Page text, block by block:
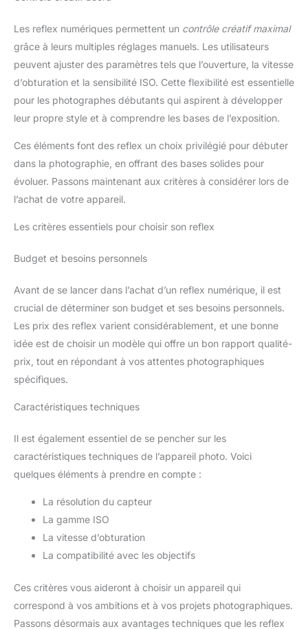
Les reflex numériques permettent un contrôle créatif maximal
grâce à leurs multiples réglages manuels. Les utilisateurs
peuvent ajuster des paramètres tels que l’ouverture, la vitesse
d’obturation et la sensibilité ISO. Cette flexibilité est essentielle
pour les photographes débutants qui aspirent à développer
leur propre style et à comprendre les bases de l’exposition.
Ces éléments font des reflex un choix privilégié pour débuter
dans la photographie, en offrant des bases solides pour
évoluer. Passons maintenant aux critères à considérer lors de
l’achat de votre appareil.
Les critères essentiels pour choisir son reflex
Budget et besoins personnels
Avant de se lancer dans l’achat d’un reflex numérique, il est
crucial de déterminer son budget et ses besoins personnels.
Les prix des reflex varient considérablement, et une bonne
idée est de choisir un modèle qui offre un bon rapport qualité-
prix, tout en répondant à vos attentes photographiques
spécifiques.
Caractéristiques techniques
Il est également essentiel de se pencher sur les
caractéristiques techniques de l’appareil photo. Voici
quelques éléments à prendre en compte :
La résolution du capteur
La gamme ISO
La vitesse d’obturation
La compatibilité avec les objectifs
Ces critères vous aideront à choisir un appareil qui
correspond à vos ambitions et à vos projets photographiques.
Passons désormais aux avantages techniques que les reflex